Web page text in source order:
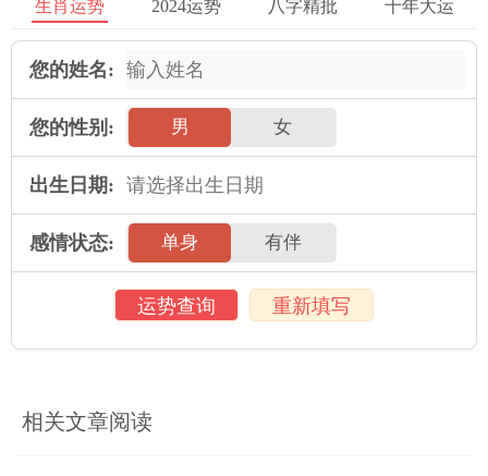
在考虑婚姻前，两个人必须充分沟通并确定自己的生育态度和计
划，以免在婚姻关系的发展过程中由于生育问题而产生矛盾和冲
突。
五、总结
属猴男和属鼠女的婚姻关系是一种非常复杂的关系，需要从多个
方面进行考虑和分析。在性格、家庭背景、财务观念和生育问题
等方面，两个人都要彼此了解，相互沟通，建立起共同的规划和
管理，以确保婚姻关系的稳定和长久。
2025年运势
属虎人2025年全年运势详解
生肖运势 2024运势 八字精批 十年大运
您的姓名:
您的性别: 男 女
出生日期:
感情状态: 单身 有伴
运势查询 重新填写
相关文章阅读